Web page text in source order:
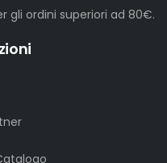
gli ordini superiori ad 80€.